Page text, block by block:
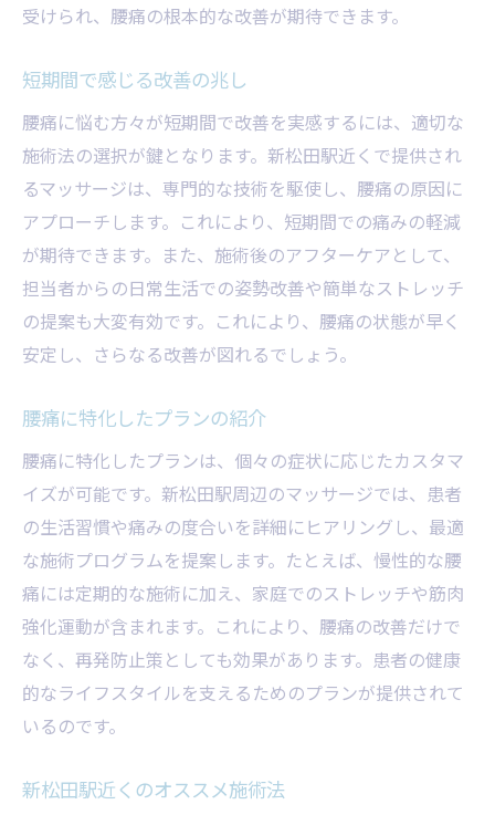
受けられ、腰痛の根本的な改善が期待できます。
短期間で感じる改善の兆し
腰痛に悩む方々が短期間で改善を実感するには、適切な
施術法の選択が鍵となります。新松田駅近くで提供され
るマッサージは、専門的な技術を駆使し、腰痛の原因に
アプローチします。これにより、短期間での痛みの軽減
が期待できます。また、施術後のアフターケアとして、
担当者からの日常生活での姿勢改善や簡単なストレッチ
の提案も大変有効です。これにより、腰痛の状態が早く
安定し、さらなる改善が図れるでしょう。
腰痛に特化したプランの紹介
腰痛に特化したプランは、個々の症状に応じたカスタマ
イズが可能です。新松田駅周辺のマッサージでは、患者
の生活習慣や痛みの度合いを詳細にヒアリングし、最適
な施術プログラムを提案します。たとえば、慢性的な腰
痛には定期的な施術に加え、家庭でのストレッチや筋肉
強化運動が含まれます。これにより、腰痛の改善だけで
なく、再発防止策としても効果があります。患者の健康
的なライフスタイルを支えるためのプランが提供されて
いるのです。
新松田駅近くのオススメ施術法